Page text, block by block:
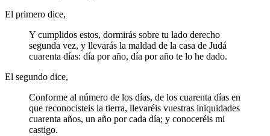
El primero dice,
Y cumplidos estos, dormirás sobre tu lado derecho
segunda vez, y llevarás la maldad de la casa de Judá
cuarenta días: día por año, día por año te lo he dado.
El segundo dice,
Conforme al número de los días, de los cuarenta días en
que reconocisteis la tierra, llevaréis vuestras iniquidades
cuarenta años, un año por cada día; y conoceréis mi
castigo.